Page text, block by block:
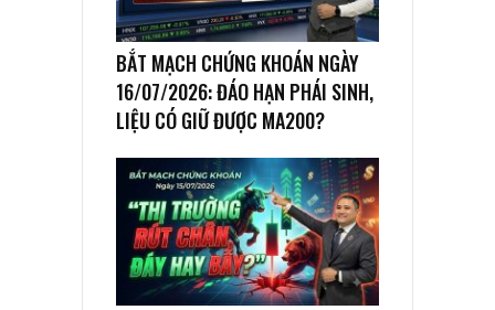
BẮT MẠCH CHỨNG KHOÁN NGÀY
16/07/2026: ĐÁO HẠN PHÁI SINH,
LIỆU CÓ GIỮ ĐƯỢC MA200?